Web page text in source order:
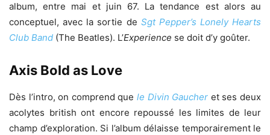
album, entre mai et juin 67. La tendance est alors au
conceptuel, avec la sortie de Sgt Pepper’s Lonely Hearts
Club Band (The Beatles). L’Experience se doit d’y goûter.
Axis Bold as Love
Dès l’intro, on comprend que le Divin Gaucher et ses deux
acolytes british ont encore repoussé les limites de leur
champ d’exploration. Si l’album délaisse temporairement le